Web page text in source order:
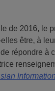
de 2016,
être, à
répondre